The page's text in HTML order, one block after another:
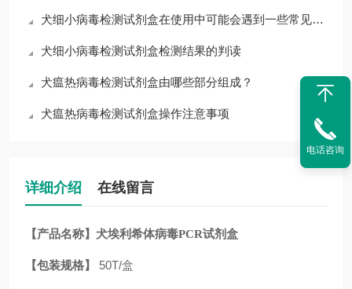
犬细小病毒检测试剂盒在使用中可能会遇到一些常见问题
犬细小病毒检测试剂盒检测结果的判读
犬瘟热病毒检测试剂盒由哪些部分组成？
犬瘟热病毒检测试剂盒操作注意事项
详细介绍 在线留言
【产品名称】 犬埃利希体病毒PCR试剂盒
【包装规格】 50T/盒
电话咨询